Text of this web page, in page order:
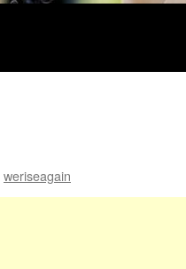
weriseagain